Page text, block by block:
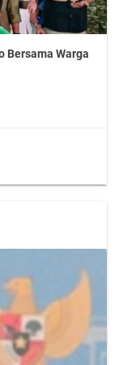
Bersama Warga